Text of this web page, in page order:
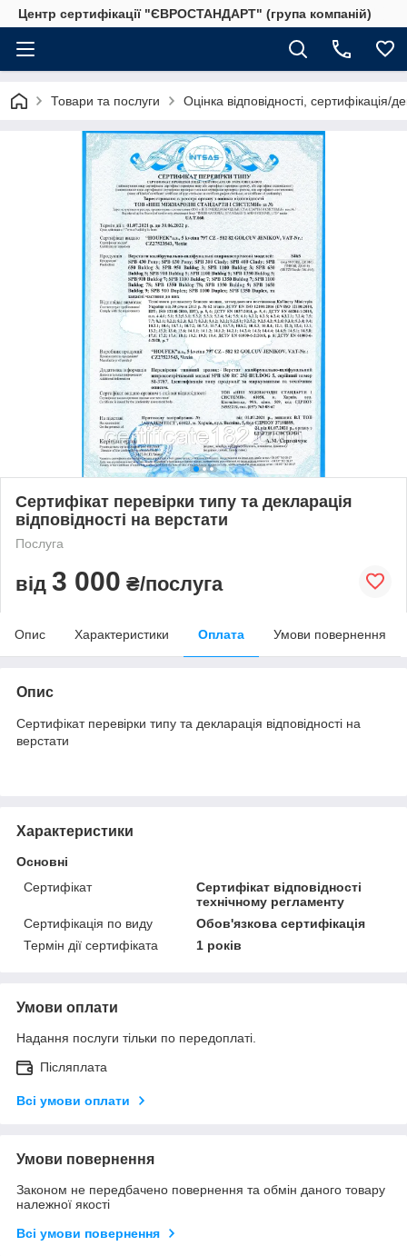
Центр сертифікації "ЄВРОСТАНДАРТ" (група компаній)
Товари та послуги Оцінка відповідності, сертифікація/
Сертифікат перевірки типу та декларація
відповідності на верстати
Послуга
від 3 000 ₴/послуга
Опис Характеристики Оплата Умови повернення
Опис
Сертифікат перевірки типу та декларація відповідності на
верстати
Характеристики
Основні
Сертифікат
Сертифікат відповідності
технічному регламенту
Сертифікація по виду
Обов'язкова сертифікація
Термін дії сертифіката
1 років
Умови оплати
Надання послуги тільки по передоплаті.
Післяплата
Всі умови оплати
Умови повернення
Законом не передбачено повернення та обмін даного товару
належної якості
Всі умови повернення